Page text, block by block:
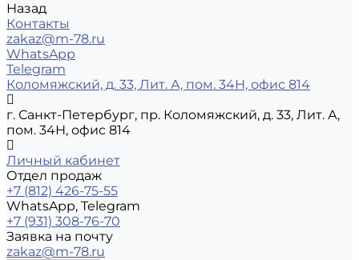
Назад
Контакты
zakaz@m-78.ru
WhatsApp
Telegram
Коломяжский, д. 33, Лит. А, пом. 34Н, офис 814
г. Санкт-Петербург, пр. Коломяжский, д. 33, Лит. А,
пом. 34Н, офис 814
Личный кабинет
Отдел продаж
+7 (812) 426-75-55
WhatsApp, Telegram
+7 (931) 308-76-70
Заявка на почту
zakaz@m-78.ru